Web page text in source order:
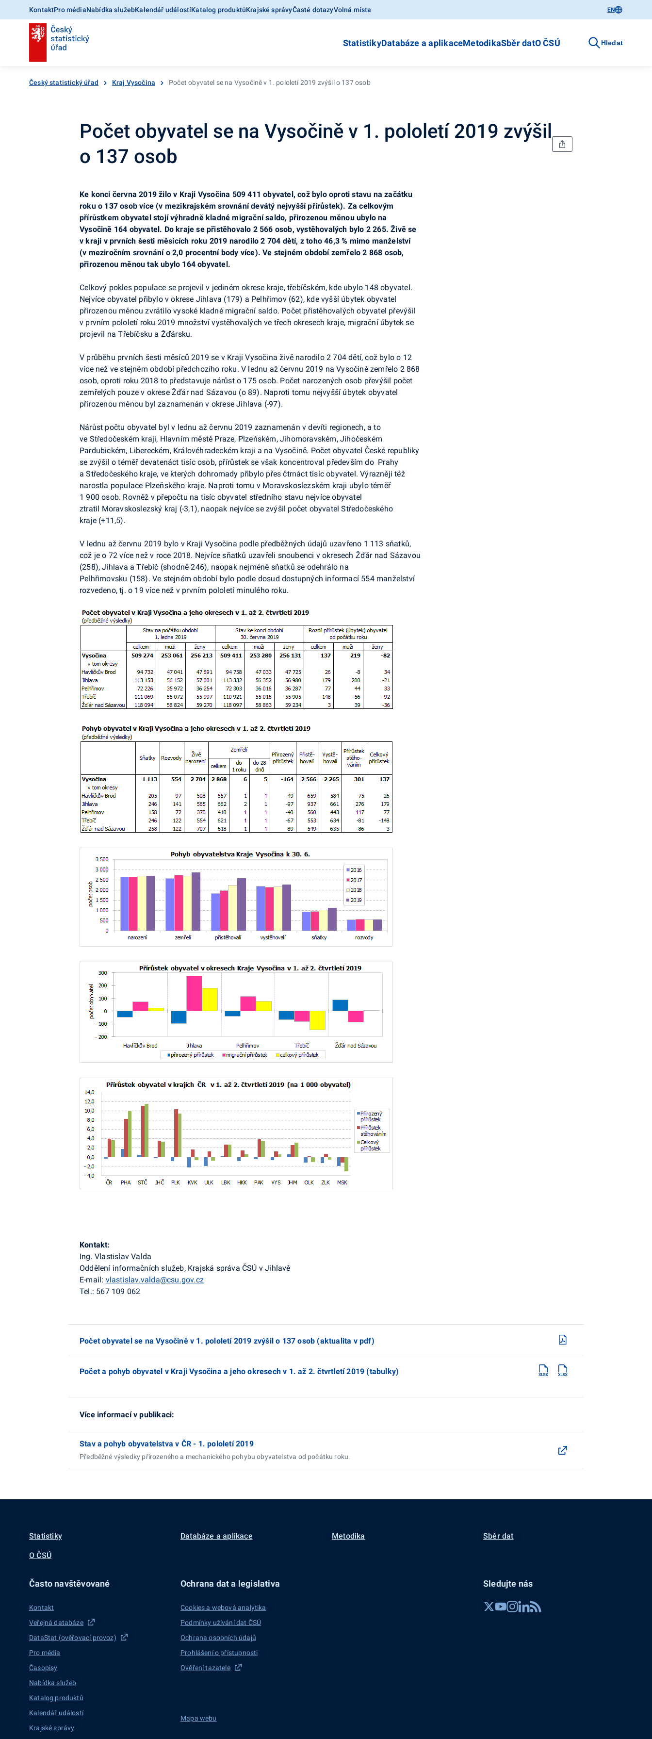
KontaktPro médiaNabídka služebKalendář událostíKatalog produktůKrajské správyČasté dotazyVolná místa EN
StatistikyDatabáze a aplikaceMetodikaSběr datO ČSÚ Hledat
Český statistický úřad Kraj Vysočina Počet obyvatel se na Vysočině v 1. pololetí 2019 zvýšil o 137 osob
Počet obyvatel se na Vysočině v 1. pololetí 2019 zvýšil
o 137 osob
Ke konci června 2019žilo v Kraji Vysočina 509 411 obyvatel, což bylo oproti stavu na začátku
roku o 137 osob více (v mezikrajském srovnání devátý nejvyšší přírůstek). Za celkovým
přírůstkem obyvatel stojí výhradně kladné migrační saldo, přirozenou měnou ubylo na
Vysočině 164 obyvatel. Do kraje se přistěhovalo 2 566 osob, vystěhovalých bylo 2 265. Živě se
v kraji v prvních šesti měsících roku 2019 narodilo 2 704 dětí, z toho 46,3 % mimo manželství
(v meziročním srovnání o 2,0 procentní body více). Ve stejném období zemřelo 2 868 osob,
přirozenou měnou tak ubylo 164 obyvatel.
Celkový pokles populace se projevil v jediném okrese kraje, třebíčském, kde ubylo 148 obyvatel.
Nejvíce obyvatel přibylo v okrese Jihlava (179) a Pelhřimov (62), kde vyšší úbytek obyvatel
přirozenou měnou zvrátilo vysoké kladné migrační saldo. Počet přistěhovalých obyvatel převýšil
v prvním pololetí roku 2019 množství vystěhovalých ve třech okresech kraje, migrační úbytek se
projevil na Třebíčsku a Žďársku.
V průběhu prvních šesti měsíců 2019 se v Kraji Vysočina živě narodilo 2 704 dětí, což bylo o 12
více než ve stejném období předchozího roku. V lednu až červnu 2019 na Vysočině zemřelo 2 868
osob, oproti roku 2018 to představuje nárůst o 175 osob. Počet narozených osob převýšil počet
zemřelých pouze v okrese Žďár nad Sázavou (o 89). Naproti tomu nejvyšší úbytek obyvatel
přirozenou měnou byl zaznamenán v okrese Jihlava (-97).
Nárůst počtu obyvatel byl v lednu až červnu 2019 zaznamenán v devíti regionech, a to
ve Středočeském kraji, Hlavním městě Praze, Plzeňském, Jihomoravském, Jihočeském
Pardubickém, Libereckém, Královéhradeckém kraji a na Vysočině. Počet obyvatel České republiky
se zvýšil o téměř devatenáct tisíc osob, přírůstek se však koncentroval především do Prahy
a Středočeského kraje, ve kterých dohromady přibylo přes čtrnáct tisíc obyvatel. Výrazněji též
narostla populace Plzeňského kraje. Naproti tomu v Moravskoslezském kraji ubylo téměř
1 900 osob. Rovněž v přepočtu na tisíc obyvatel středního stavu nejvíce obyvatel
ztratil Moravskoslezský kraj (-3,1), naopak nejvíce se zvýšil počet obyvatel Středočeského
kraje (+11,5).
V lednu až červnu 2019 bylo v Kraji Vysočina podle předběžných údajů uzavřeno 1 113 sňatků,
což je o 72 více než v roce 2018. Nejvíce sňatků uzavřeli snoubenci v okresech Žďár nad Sázavou
(258), Jihlava a Třebíč (shodně 246), naopak nejméně sňatků se odehrálo na
Pelhřimovsku (158). Ve stejném období bylo podle dosud dostupných informací 554 manželství
rozvedeno, tj. o 19 více než v prvním pololetí minulého roku.
Kontakt:
Ing. VlastislavValda
Oddělení informačních služeb, Krajská správa ČSÚ v Jihlavě
E-mail: vlastislav.valda@csu.gov.cz
Tel.: 567 109 062
Počet obyvatel se na Vysočině v 1. pololetí 2019 zvýšil o 137 osob (aktualita v pdf)
Počet a pohyb obyvatel v Kraji Vysočina a jeho okresech v 1. až 2. čtvrtletí 2019 (tabulky)
Více informací v publikaci:
Stav a pohyb obyvatelstva v ČR - 1. pololetí 2019
Předběžné výsledky přirozeného a mechanického pohybu obyvatelstva od počátku roku.
Statistiky Databáze a aplikace Metodika Sběr dat
O ČSÚ
Často navštěvované
Kontakt
Veřejná databáze
DataStat (ověřovací provoz)
Pro média
Časopisy
Nabídka služeb
Katalog produktů
Kalendář událostí
Krajské správy
Ochrana dat a legislativa
Cookies a webová analytika
Podmínky užívání dat ČSÚ
Ochrana osobních údajů
Prohlášení o přístupnosti
Ověření tazatele
Mapa webu
Sledujte nás